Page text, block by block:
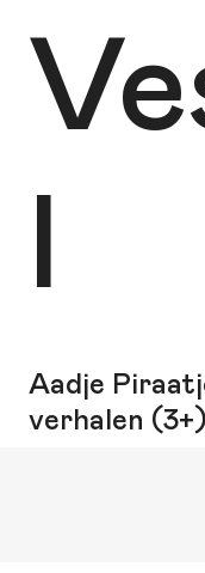
l
Aadje
verhalen (3+)